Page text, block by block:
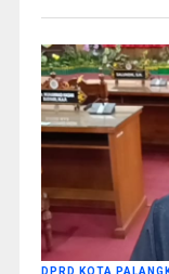
DPRD KOTA